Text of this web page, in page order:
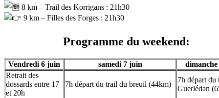
8 km – Trail des Korrigans : 21h30
9 km – Filles des Forges : 21h30
Programme du weekend:
Vendredi 6 juin samedi 7 juin
Retrait des
dossards entre 17
et 20h
7h départ du trail du breuil (44km)
7h départ du
Guerlédan